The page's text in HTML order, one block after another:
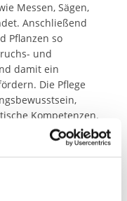
Messen, Sägen,
Anschließend
Pflanzen so
und
damit ein
Die Pflege
Kompetenzen.
Arbeiten
Ziel ist es,
berufliche
und die